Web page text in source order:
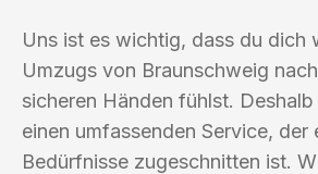
Uns ist es wichtig, dass du dich
Umzugs von Braunschweig
sicheren Händen fühlst.
einen umfassenden Service, der
Bedürfnisse zugeschnitten ist.